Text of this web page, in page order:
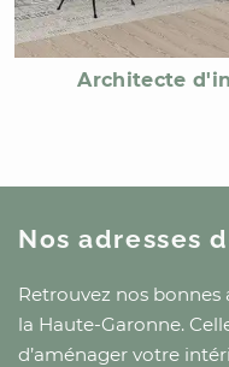
Architecte
Nos adresses
Retrouvez nos bonnes
la Haute-Garonne.
d’aménager votre